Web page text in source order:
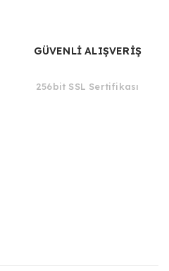
GÜVENLİ ALIŞVERİŞ
256bit SSL Sertifikası